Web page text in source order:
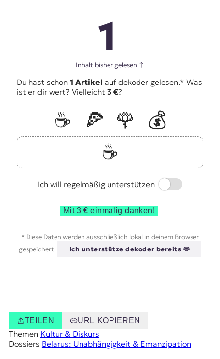
1
Inhalt bisher gelesen ↑
Du hast schon 1 Artikel auf dekoder gelesen.* Was
ist er dir wert? Vielleicht 3 €?
☕️ 🍕 🌹
💰
☕️
Ich will regelmäßig unterstützen
Switch
Mit 3 € einmalig danken!
* Diese Daten werden ausschließlich lokal in deinem Browser
gespeichert!
Ich unterstütze dekoder bereits 🫶
TEILEN URL KOPIEREN
Themen Kultur & Diskurs
Dossiers Belarus: Unabhängigkeit & Emanzipation